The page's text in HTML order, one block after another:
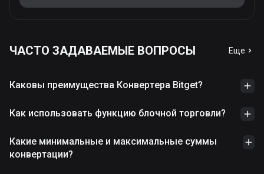
ЧАСТО ЗАДАВАЕМЫЕ ВОПРОСЫ Еще
Каковы преимущества Конвертера Bitget?
Как использовать функцию блочной торговли?
Какие минимальные и максимальные суммы
конвертации?